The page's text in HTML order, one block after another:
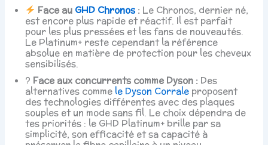
Face au GHD Chronos : Le Chronos, dernier né,
est encore plus rapide et réactif. Il est parfait
pour les plus pressées et les fans de nouveautés.
Le Platinum+ reste cependant la référence
absolue en matière de protection pour les cheveux
sensibilisés.
? Face aux concurrents comme Dyson : Des
alternatives comme le Dyson Corrale proposent
des technologies différentes avec des plaques
souples et un mode sans fil. Le choix dépendra de
tes priorités : le GHD Platinum+ brille par sa
simplicité, son efficacité et sa capacité à